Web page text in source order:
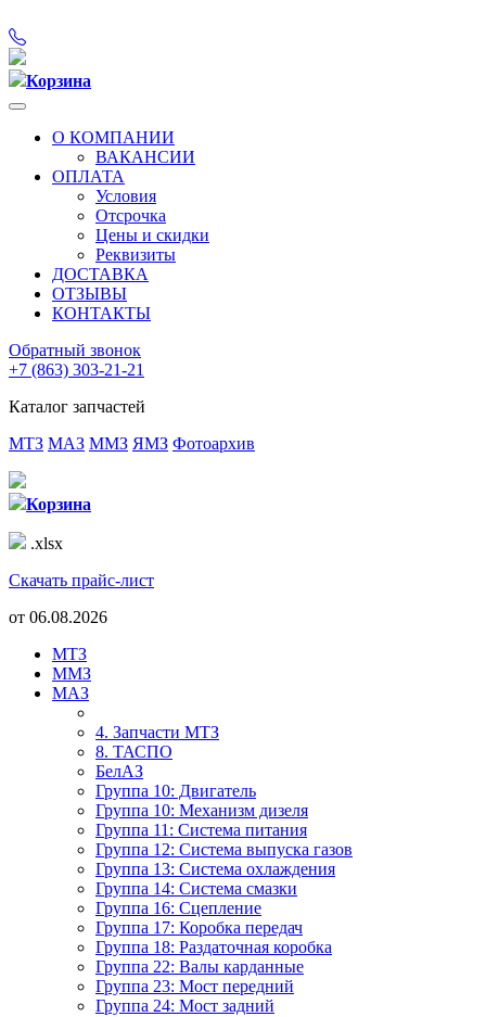
Корзина
О КОМПАНИИ
ВАКАНСИИ
ОПЛАТА
Условия
Отсрочка
Цены и скидки
Реквизиты
ДОСТАВКА
ОТЗЫВЫ
КОНТАКТЫ
Обратный звонок
+7 (863) 303-21-21
Каталог запчастей
МТЗ МАЗ ММЗ ЯМЗ Фотоархив
Корзина
.xlsx
Скачать прайс-лист
от 06.08.2026
МТЗ
ММЗ
МАЗ
4. Запчасти МТЗ
8. ТАСПО
БелАЗ
Группа 10: Двигатель
Группа 10: Механизм дизеля
Группа 11: Система питания
Группа 12: Система выпуска газов
Группа 13: Система охлаждения
Группа 14: Система смазки
Группа 16: Сцепление
Группа 17: Коробка передач
Группа 18: Раздаточная коробка
Группа 22: Валы карданные
Группа 23: Мост передний
Группа 24: Мост задний